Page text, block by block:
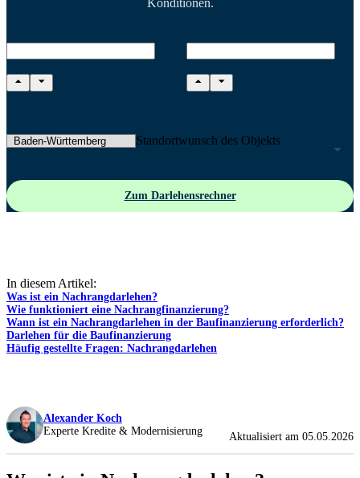
Standortwunsch des Objekts
Zum Darlehensrechner
In diesem Artikel:
Was ist ein Nachrangdarlehen?
Wie funktioniert eine Nachrangfinanzierung?
Wann ist ein Nachrangdarlehen in der Baufinanzierung erforderlich?
Darlehen für die Baufinanzierung
Häufig gestellte Fragen: Nachrangdarlehen
Alexander Koch
Experte Kredite & Modernisierung
Aktualisiert am 05.05.2026